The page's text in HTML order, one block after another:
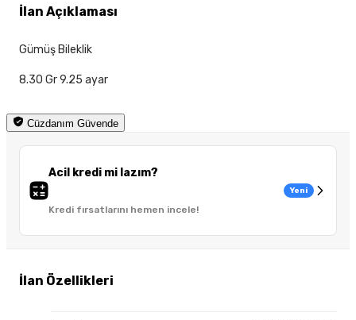
Cüzdanım Güvende
Acil kredi mi lazım?
Kredi fırsatlarını hemen incele!
Yeni
İlan Özellikleri
İlan Açıklaması
Gümüş Bileklik
8.30 Gr 9.25 ayar